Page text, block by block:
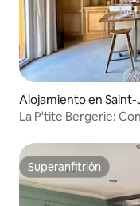
Alojamiento en
La P'tite Bergerie:
Superanfitrión
Superanfitrión